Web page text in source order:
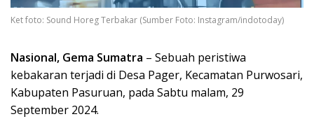
Ket foto: Sound Horeg Terbakar (Sumber Foto: Instagram/indotoday)
Nasional, Gema Sumatra – Sebuah peristiwa
kebakaran terjadi di Desa Pager, Kecamatan Purwosari,
Kabupaten Pasuruan, pada Sabtu malam, 29
September 2024.